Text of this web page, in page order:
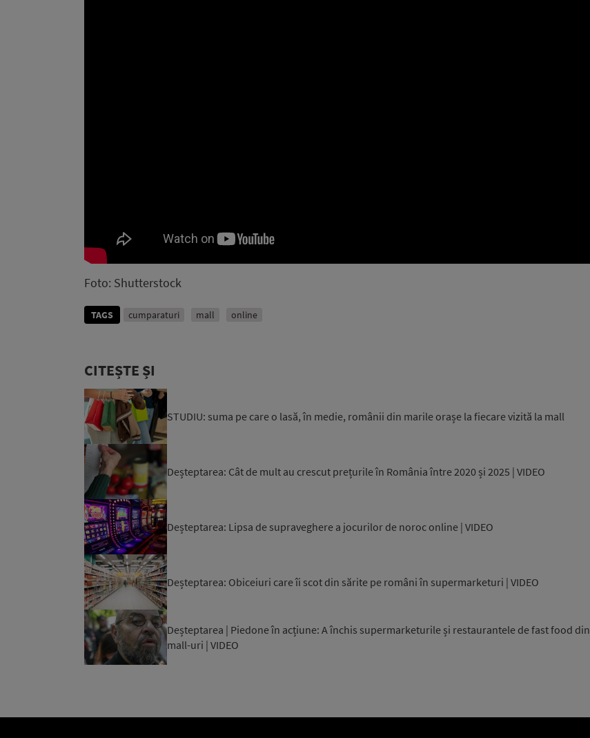
Foto: Shutterstock
TAGS cumparaturi mall online
CITEȘTE ȘI
STUDIU: suma pe care o lasă, în medie, românii din marile orașe la fiecare vizită la mall
Deșteptarea: Cât de mult au crescut prețurile în România între 2020 și 2025 | VIDEO
Deșteptarea: Lipsa de supraveghere a jocurilor de noroc online | VIDEO
Deșteptarea: Obiceiuri care îi scot din sărite pe români în supermarketuri | VIDEO
Deșteptarea | Piedone în acțiune: A închis supermarketurile și restaurantele de fast food din
mall-uri | VIDEO